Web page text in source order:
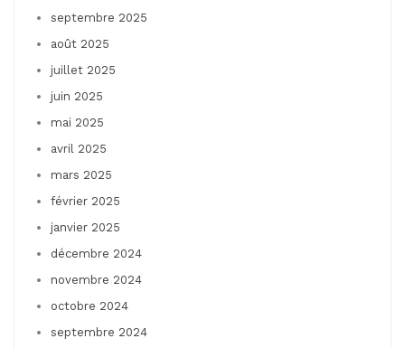
septembre 2025
août 2025
juillet 2025
juin 2025
mai 2025
avril 2025
mars 2025
février 2025
janvier 2025
décembre 2024
novembre 2024
octobre 2024
septembre 2024